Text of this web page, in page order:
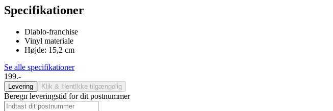
Specifikationer
Diablo-franchise
Vinyl materiale
Højde: 15,2 cm
Se alle specifikationer
199.-
Levering Klik & Hent Ikke tilgængelig
Beregn leveringstid for dit postnummer